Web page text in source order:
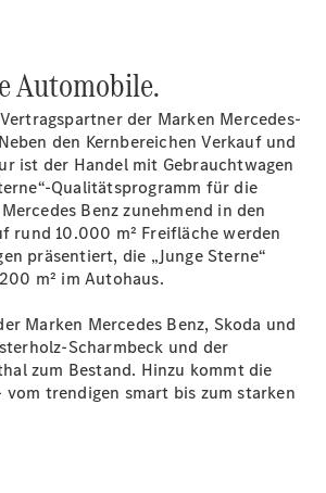
Übersicht
Kontakt
Probefahrt
Kontaktformular
Unternehmens
News
Automobile.
der Marken Mercedes-
den Kernbereichen Verkauf und
ist der Handel mit Gebrauchtwagen
Qualitätsprogramm für die
Benz zunehmend in den
rund 10.000 m² Freifläche werden
präsentiert, die „Junge Sterne“
m² im Autohaus.
Marken Mercedes Benz, Skoda und
Scharmbeck und der
zum Bestand. Hinzu kommt die
trendigen smart bis zum starken